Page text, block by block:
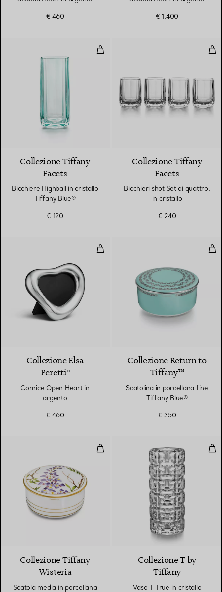
€ 460 € 1.400
Bicchiere Highball in cristallo
Collezione Tiffany
Facets
Bicchiere Highball in cristallo
Tiffany Blue®
€ 120
Collezione Tiffany
Facets
Bicchieri shot Set di quattro,
in cristallo
€ 240
Cornice Open Heart in argento
Collezione Elsa
Peretti®
Cornice Open Heart in
argento
€ 460
Collezione Return to
Tiffany™
Scatolina in porcellana fine
Tiffany Blue®
€ 350
Scatola media in porcellana fine
Collezione Tiffany
Wisteria
Scatola media in porcellana
Collezione T by
Tiffany
Vaso T True in cristallo